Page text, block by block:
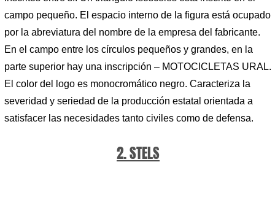
campo pequeño. El espacio interno de la figura está ocupado
por la abreviatura del nombre de la empresa del fabricante.
En el campo entre los círculos pequeños y grandes, en la
parte superior hay una inscripción – MOTOCICLETAS URAL.
El color del logo es monocromático negro. Caracteriza la
severidad y seriedad de la producción estatal orientada a
satisfacer las necesidades tanto civiles como de defensa.
2. STELS